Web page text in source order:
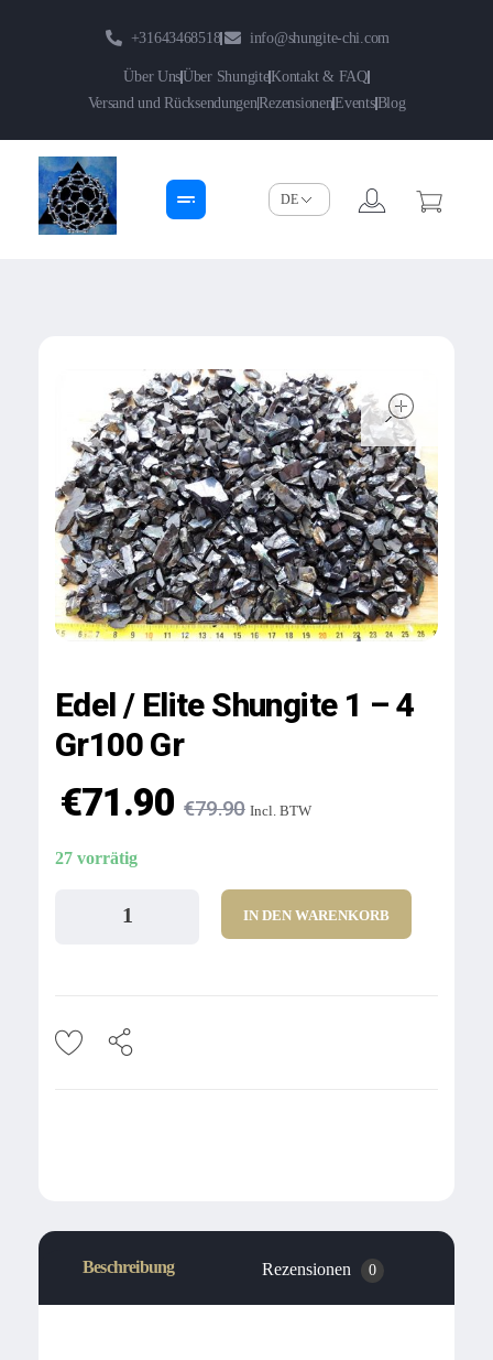
+31643468518 info@shungite-chi.com
Über UnsÜber ShungiteKontakt & FAQ
Versand und RücksendungenRezensionenEventsBlog
Edel / Elite Shungite 1 – 4
Gr100 Gr
€71.90 €79.90 Incl. BTW
27 vorrätig
IN DEN WARENKORB
Beschreibung Rezensionen 0